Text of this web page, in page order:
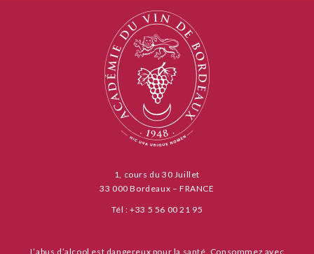
1, cours du 30 Juillet
33 000 Bordeaux – FRANCE
Tél : +33 5 56 00 21 95
L’abus d’alcool est dangereux pour la santé. Consommez avec